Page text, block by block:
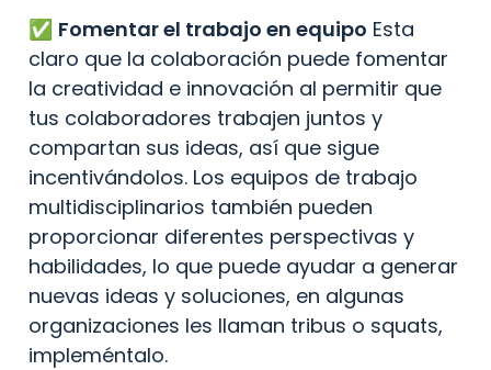
✅️ Fomentar el trabajo en equipo Esta
claro que la colaboración puede fomentar
la creatividad e innovación al permitir que
tus colaboradores trabajen juntos y
compartan sus ideas, así que sigue
incentivándolos. Los equipos de trabajo
multidisciplinarios también pueden
proporcionar diferentes perspectivas y
habilidades, lo que puede ayudar a generar
nuevas ideas y soluciones, en algunas
organizaciones les llaman tribus o squats,
impleméntalo.